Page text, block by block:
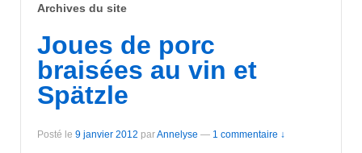
Archives du site
Joues de porc
braisées au vin et
Spätzle
Posté le 9 janvier 2012 parAnnelyse — 1 commentaire ↓